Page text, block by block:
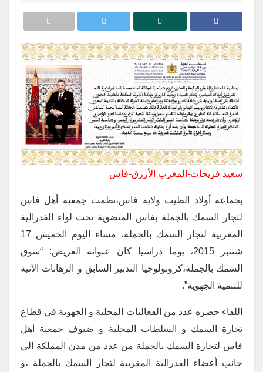
سعيد فريحات-المغرب الأزرق-فاس
بجماعة أولاد الطيب ولاية فاس،نظمت جمعية أهل فاس
لتجار السمك بالجملة بفاس المنضوية تحت لواء الفدرالية
المغربية لتجار السمك بالجملة، مساء اليوم الخميس 17
شتنبر 2015، يوما دراسيا كان عنوانه العريض: “سوق
السمك بالجملة،كرونولوجيا التدبير السابق و الرهانات الآنية
للتنمية الجهوية”.
اللقاء حضره عدد من الفعاليات المحلية و الجهوية في قطاع
تجارة السمك و السلطات المحلية و ضيوف جمعية أهل
فاس لتجارة السمك بالجملة من عدد من مدن المملكة الى
جانب أعضاء الفدرالية المغربية لتجار السمك بالجملة ،و